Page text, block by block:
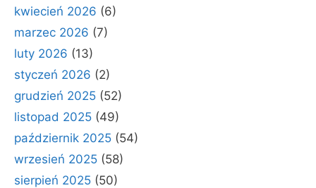
kwiecień 2026 (6)
marzec 2026 (7)
luty 2026 (13)
styczeń 2026 (2)
grudzień 2025 (52)
listopad 2025 (49)
październik 2025 (54)
wrzesień 2025 (58)
sierpień 2025 (50)